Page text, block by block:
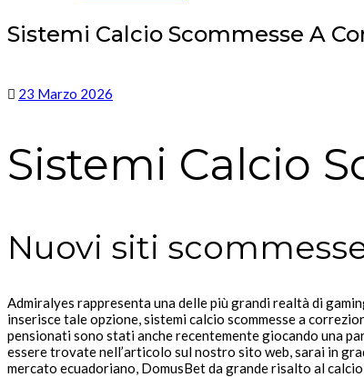
Sistemi Calcio Scommesse A
23 Marzo 2026
Sistemi Calcio
Nuovi siti
Admiralyes rappresenta una delle più grandi realtà di
inserisce tale opzione, sistemi calcio scommesse a
pensionati sono stati anche recentemente giocando una
essere trovate nell’articolo sul nostro sito web, sarai in
mercato ecuadoriano, DomusBet da grande risalto al